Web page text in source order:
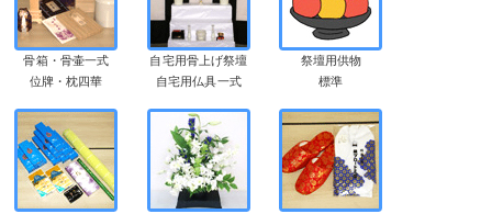
骨箱・骨壷一式
位牌・枕四華
自宅用骨上げ祭壇
自宅用仏具一式
祭壇用供物
標準